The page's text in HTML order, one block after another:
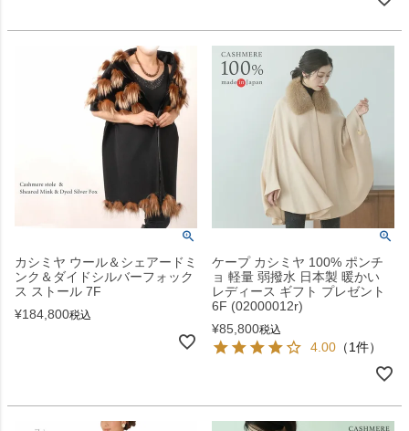
カシミヤ ウール＆シェアードミ
ンク＆ダイドシルバーフォック
ス ストール 7F
¥184,800税込
ケープ カシミヤ 100% ポンチ
ョ 軽量 弱撥水 日本製 暖かい
レディース ギフト プレゼント
6F (02000012r)
¥85,800税込
4.00 （1件）